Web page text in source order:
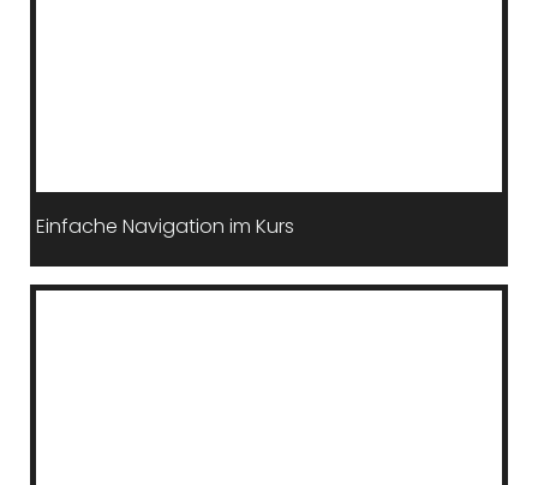
Einfache Navigation im Kurs